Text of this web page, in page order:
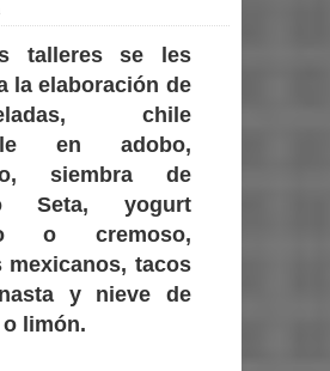
talleres se les
la elaboración de
chile
en adobo,
siembra de
Seta, yogurt
o cremoso,
mexicanos, tacos
y nieve de
limón.